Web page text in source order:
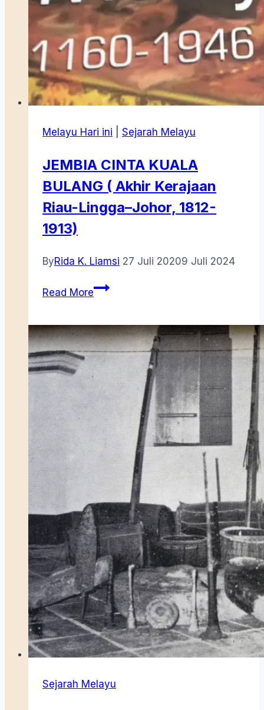
Melayu Hari ini Sejarah Melayu
JEMBIA CINTA KUALA
BULANG ( Akhir Kerajaan
Riau-Lingga–Johor, 1812-
1913)
ByRida K. Liamsi 27 Juli 20209 Juli 2024
Read MoreJEMBIA
BULANG
(
Akhir
Riau-
Lingga–
1812-
Sejarah Melayu